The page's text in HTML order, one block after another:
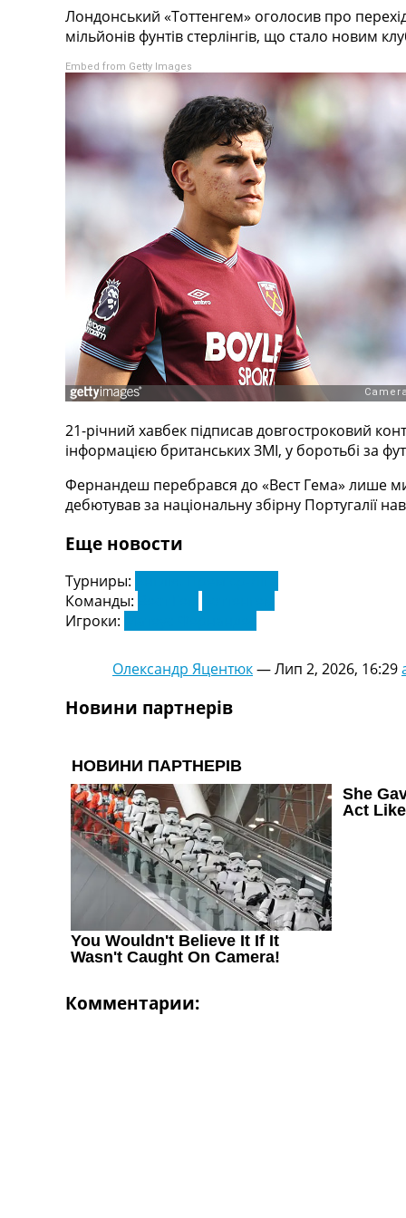
Турніри
Чемпіонат Світу
Україна. Прем’єр-Ліга
Україна. Перша Ліга
Ліга Чемпіонів
Англія. Прем’єр-Ліга
Іспанія. Ла Ліга
Ще Турніри >>>
Таблиці
Чемпіонат Світу. Турнирні таблиці
Таблиця УПЛ
Перша Ліга
Таблиця АПЛ
Таблиця Ла Ліги
Таблиця Ліги Чемпіонів
Всі таблиці >>>
Рейтинги
Рейтинг країн УЄФА
Рейтинг клубів УЄФА
Рейтинг ФІФА
RU
Categories
Головна
Новини футболу
Новини футболу України
Футбольні трансфери
Конкурс прогнозів
Рейтінги
Турніри
Чемпіонат Світу
Україна. Прем’єр-Ліга
Україна. Перша Ліга
Ліга Чемпіонів
Англія. Прем’єр-Ліга
Іспанія. Ла Ліга
Ще Турніри >>>
Таблиці
Чемпіонат Світу. Турнирні таблиці
Таблиця УПЛ
Таблиця АПЛ
Лондонський «Тоттенгем» оголосив про
мільйонів фунтів стерлінгів, що стало новим
Embed from Getty Images
21-річний хавбек підписав довгостроковий
інформацією британських ЗМІ, у боротьбі за
Фернандеш перебрався до «Вест Гема» лише
дебютував за національну збірну Португалії
Еще новости
Турниры:
Команды:
Игроки:
Олександр Яцентюк—Лип 2, 2026, 16:29
Новини партнерів
Комментарии: